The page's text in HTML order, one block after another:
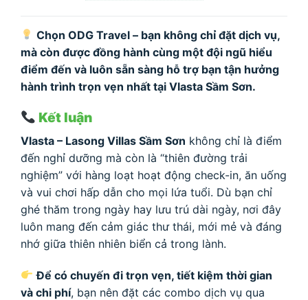
Chọn ODG Travel – bạn không chỉ đặt dịch vụ,
mà còn được đồng hành cùng một đội ngũ hiểu
điểm đến và luôn sẵn sàng hỗ trợ bạn tận hưởng
hành trình trọn vẹn nhất tại Vlasta Sầm Sơn.
Kết luận
Vlasta – Lasong Villas Sầm Sơn không chỉ là điểm
đến nghỉ dưỡng mà còn là “thiên đường trải
nghiệm” với hàng loạt hoạt động check-in, ăn uống
và vui chơi hấp dẫn cho mọi lứa tuổi. Dù bạn chỉ
ghé thăm trong ngày hay lưu trú dài ngày, nơi đây
luôn mang đến cảm giác thư thái, mới mẻ và đáng
nhớ giữa thiên nhiên biển cả trong lành.
Để có chuyến đi trọn vẹn, tiết kiệm thời gian
và chi phí, bạn nên đặt các combo dịch vụ qua